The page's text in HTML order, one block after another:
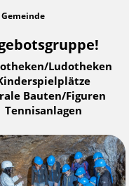
Gemeinde
Ludotheken
Bauten/Figuren
Tennisanlagen